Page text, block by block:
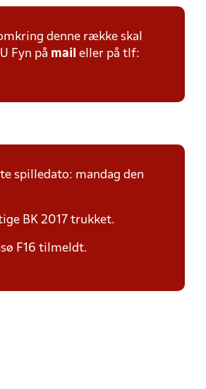
denne række skal
Fyn på mail eller på tlf:
spilledato: mandag den
BK 2017 trukket.
F16 tilmeldt.